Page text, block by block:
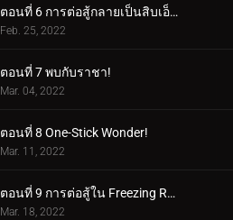
ตอนที่ 6 การต่อสู้กลายเป็นสิบเอ็ด!
Feb. 25, 2022
ตอนที่ 7 พบกับราชา!
Mar. 04, 2022
ตอนที่ 8 One-Stick Wonder!
Mar. 11, 2022
ตอนที่ 9 การต่อสู้ใน Freezing Raid!
Mar. 18, 2022